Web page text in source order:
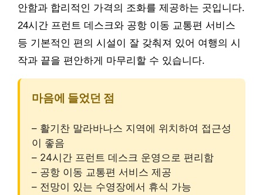
안함과 합리적인 가격의 조화를 제공하는 곳입니다.
24시간 프런트 데스크와 공항 이동 교통편 서비스
등 기본적인 편의 시설이 잘 갖춰져 있어 여행의 시
작과 끝을 편안하게 마무리할 수 있습니다.
마음에 들었던 점
– 활기찬 말라바나스 지역에 위치하여 접근성
이 좋음
– 24시간 프런트 데스크 운영으로 편리함
– 공항 이동 교통편 서비스 제공
– 전망이 있는 수영장에서 휴식 가능